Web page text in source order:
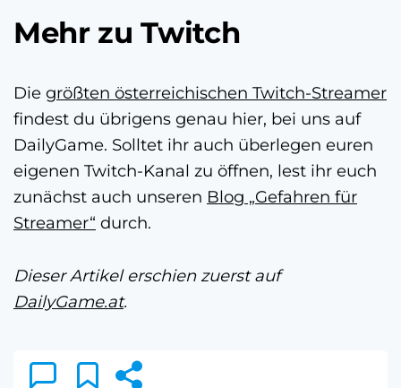
Mehr zu Twitch
Die größten österreichischen Twitch-Streamer
findest du übrigens genau hier, bei uns auf
DailyGame. Solltet ihr auch überlegen euren
eigenen Twitch-Kanal zu öffnen, lest ihr euch
zunächst auch unseren Blog „Gefahren für
Streamer“ durch.
Dieser Artikel erschien zuerst auf
DailyGame.at.